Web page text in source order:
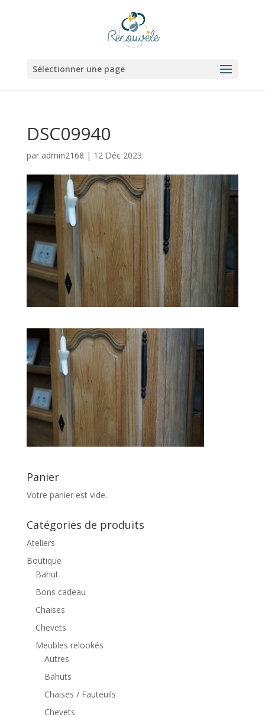
Sélectionner une page
DSC09940
par admin2168 | 12 Déc 2023
Panier
Votre panier est vide.
Catégories de produits
Ateliers
Boutique
Bahut
Bons cadeau
Chaises
Chevets
Meubles relookés
Autres
Bahuts
Chaises / Fauteuils
Chevets